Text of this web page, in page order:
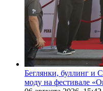
Беглянки, буллинг и
моду на фестивале